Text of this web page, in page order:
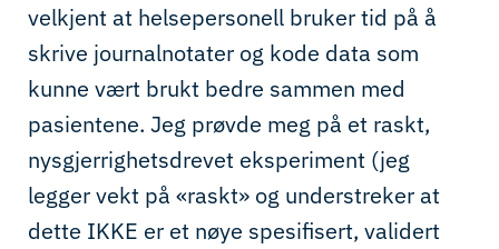
velkjent at helsepersonell bruker tid på å
skrive journalnotater og kode data som
kunne vært brukt bedre sammen med
pasientene. Jeg prøvde meg på et raskt,
nysgjerrighetsdrevet eksperiment (jeg
legger vekt på «raskt» og understreker at
dette IKKE er et nøye spesifisert, validert